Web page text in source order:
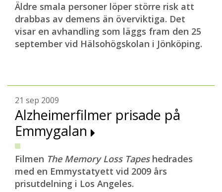
Äldre smala personer löper större risk att
drabbas av demens än överviktiga. Det
visar en avhandling som läggs fram den 25
september vid Hälsohögskolan i Jönköping.
21 sep 2009
Alzheimerfilmer prisade på
Emmygalan
Filmen The Memory Loss Tapeshedrades
med en Emmystatyett vid 2009 års
prisutdelning i Los Angeles.